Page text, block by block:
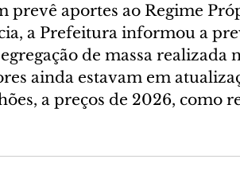
prevê aportes ao Regime
a Prefeitura informou a
de massa realizada
ainda estavam em
a preços de 2026, como